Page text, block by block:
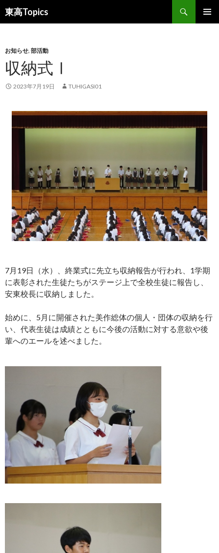
東高Topics
検
索
ン
ツ
へ
ス
お知らせ, 部活動
収納式Ⅰ
2023年7月19日 TUHIGASI01
7月19日（水）、終業式に先立ち収納報告が行われ、1学期
に表彰された生徒たちがステージ上で全校生徒に報告し、
安東校長に収納しました。
始めに、5月に開催された美作総体の個人・団体の収納を行
い、代表生徒は成績とともに今後の活動に対する意欲や後
輩へのエールを述べました。